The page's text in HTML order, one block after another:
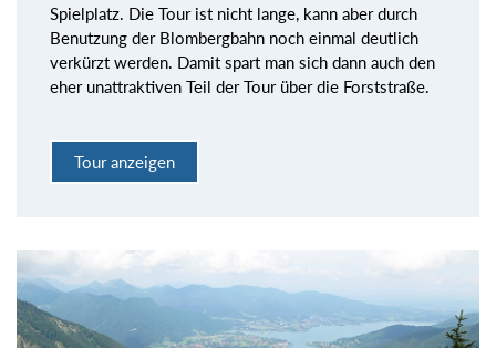
Spielplatz. Die Tour ist nicht lange, kann aber durch
Benutzung der Blombergbahn noch einmal deutlich
verkürzt werden. Damit spart man sich dann auch den
eher unattraktiven Teil der Tour über die Forststraße.
Tour anzeigen